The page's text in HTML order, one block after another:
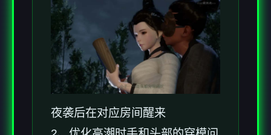
夜袭后在对应房间醒来